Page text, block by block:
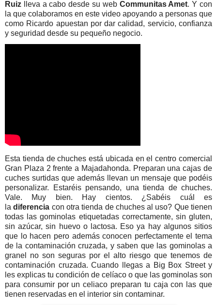
Ruiz lleva a cabo desde su web Communitas Amet. Y con
la que colaboramos en este video apoyando a personas que
como Ricardo apuestan por dar calidad, servicio, confianza
y seguridad desde su pequeño negocio.
Esta tienda de chuches está ubicada en el centro comercial
Gran Plaza 2 frente a Majadahonda. Preparan una cajas de
cuches surtidas que además llevan un mensaje que podéis
personalizar. Estaréis pensando, una tienda de chuches.
Vale. Muy bien. Hay cientos. ¿Sabéis cuál es
ladiferencia con otra tienda de chuches al uso? Que tienen
todas las gominolas etiquetadas correctamente, sin gluten,
sin azúcar, sin huevo o lactosa. Eso ya hay algunos sitios
que lo hacen pero además conocen perfectamente el tema
de la contaminación cruzada, y saben que las gominolas a
granel no son seguras por el alto riesgo que tenemos de
contaminación cruzada. Cuando llegas a Big Box Street y
les explicas tu condición de celíaco o que las gominolas son
para consumir por un celiaco preparan tu caja con las que
tienen reservadas en el interior sin contaminar.